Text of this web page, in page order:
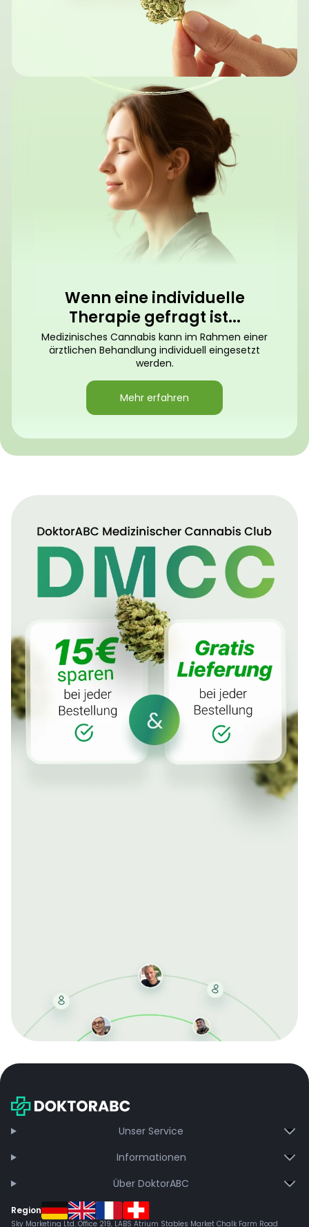
Wenn eine individuelle
Therapie gefragt ist...
Medizinisches Cannabis kann im Rahmen einer
ärztlichen Behandlung individuell eingesetzt
werden.
Mehr erfahren
bei jeder Bestellung, erhalten schnelle Lieferung und
Unser Service
Informationen
Über DoktorABC
Region
Sky Marketing Ltd. Office 219, LABS Atrium Stables Market Chalk Farm Road